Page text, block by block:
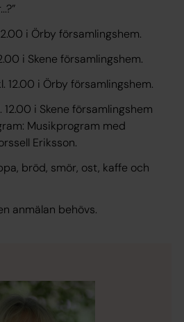
i Örby församlingshem.
i Skene församlingshem.
12.00 i Örby församlingshem.
i Skene församlingshem
Musikprogram med
Eriksson.
bröd, smör, ost, kaffe och
anmälan behövs.